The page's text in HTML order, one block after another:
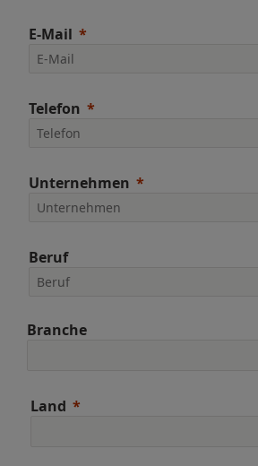
E-Mail
Telefon
Unternehmen
Beruf
Branche
Land